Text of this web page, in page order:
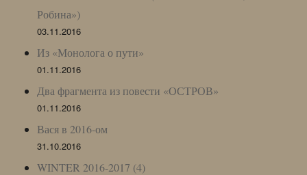
Робина»)
03.11.2016
Из «Монолога о пути»
01.11.2016
Два фрагмента из повести «ОСТРОВ»
01.11.2016
Вася в 2016-ом
31.10.2016
WINTER 2016-2017 (4)